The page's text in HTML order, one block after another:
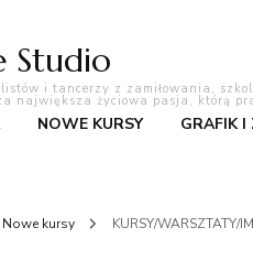
Studio
i tancerzy z zamiłowania,
największa życiowa pasja, którą
NOWE KURSY GRAFIK I
Nowe kursy KURSY/WARSZTATY/